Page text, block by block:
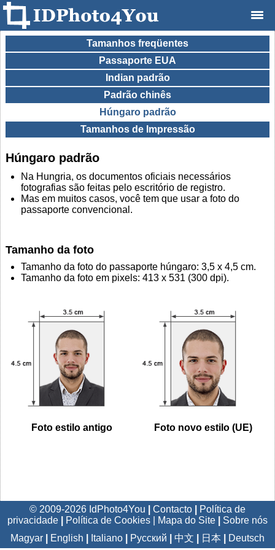
Tamanhos freqüentes
Passaporte EUA
Indian padrão
Padrão chinês
Húngaro padrão
Tamanhos de Impressão
Húngaro padrão
Na Hungria, os documentos oficiais necessários
fotografias são feitas pelo escritório de registro.
Mas em muitos casos, você tem que usar a foto do
passaporte convencional.
Tamanho da foto
Tamanho da foto do passaporte húngaro: 3,5 x 4,5 cm.
Tamanho da foto em pixels: 413 x 531 (300 dpi).
Foto estilo antigo Foto novo estilo (UE)
© 2009-2026 IdPhoto4You Contacto
Política de
privacidade
Política de Cookies Mapa do Site
Sobre nós
Magyar
English Italiano Русский 中文 日本 Deutsch